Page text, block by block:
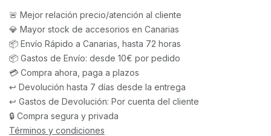
🚨 Mejor relación precio/atención al cliente
💎 Mayor stock de accesorios en Canarias
📦 Envío Rápido a Canarias, hasta 72 horas
📦 Gastos de Envío: desde 10€ por pedido
💳 Compra ahora, paga a plazos
↩️ Devolución hasta 7 días desde la entrega
↩️ Gastos de Devolución: Por cuenta del cliente
🔒 Compra segura y privada
Términos y condiciones